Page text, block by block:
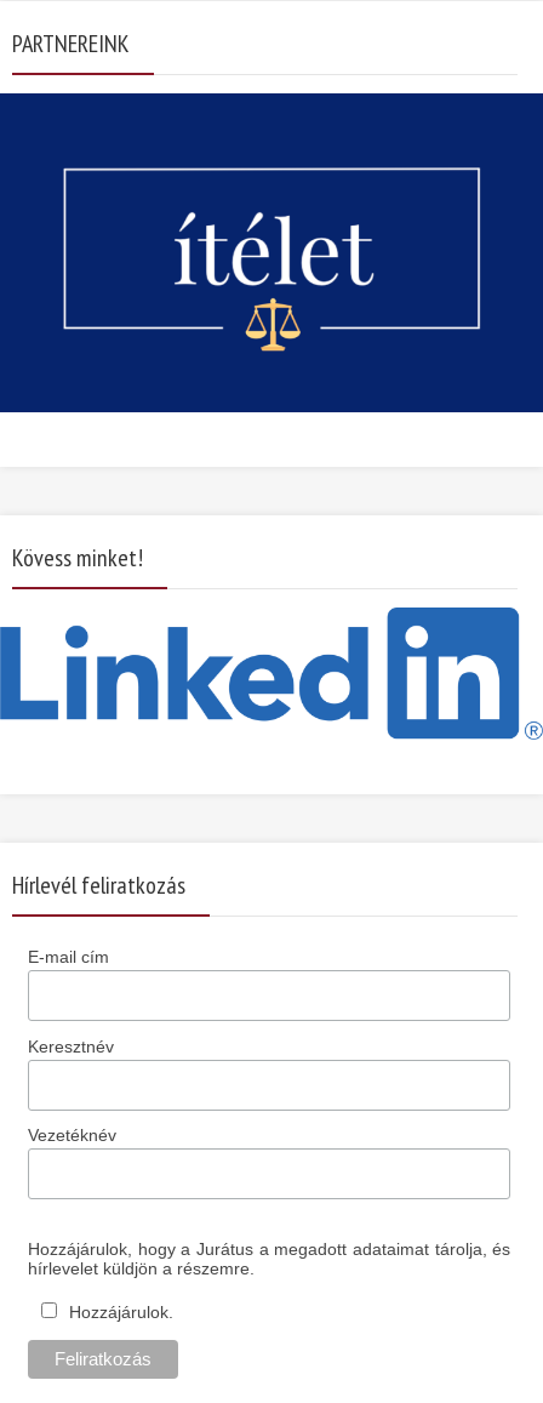
PARTNEREINK
Kövess minket!
Hírlevél feliratkozás
E-mail cím
Keresztnév
Vezetéknév
Hozzájárulok, hogy a Jurátus a megadott adataimat tárolja, és
hírlevelet küldjön a részemre.
Hozzájárulok.